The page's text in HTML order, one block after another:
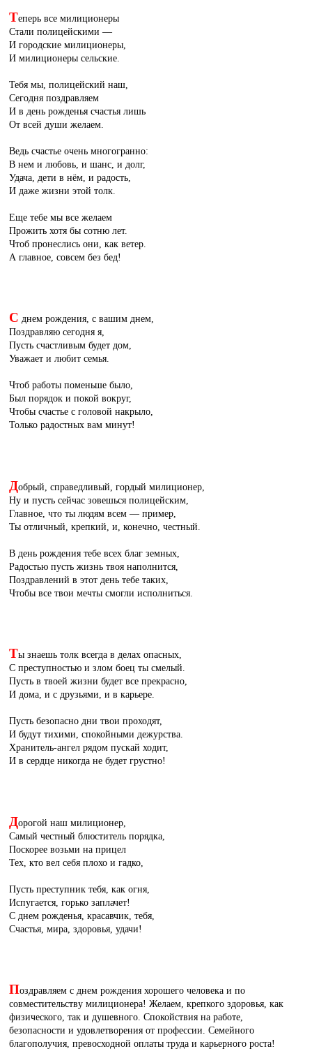
Теперь все милиционеры
Стали полицейскими —
И городские милиционеры,
И милиционеры сельские.
Тебя мы, полицейский наш,
Сегодня поздравляем
И в день рожденья счастья лишь
От всей души желаем.
Ведь счастье очень многогранно:
В нем и любовь, и шанс, и долг,
Удача, дети в нём, и радость,
И даже жизни этой толк.
Еще тебе мы все желаем
Прожить хотя бы сотню лет.
Чтоб пронеслись они, как ветер.
А главное, совсем без бед!
С днем рождения, с вашим днем,
Поздравляю сегодня я,
Пусть счастливым будет дом,
Уважает и любит семья.
Чтоб работы поменьше было,
Был порядок и покой вокруг,
Чтобы счастье с головой накрыло,
Только радостных вам минут!
Добрый, справедливый, гордый милиционер,
Ну и пусть сейчас зовешься полицейским,
Главное, что ты людям всем — пример,
Ты отличный, крепкий, и, конечно, честный.
В день рождения тебе всех благ земных,
Радостью пусть жизнь твоя наполнится,
Поздравлений в этот день тебе таких,
Чтобы все твои мечты смогли исполниться.
Ты знаешь толк всегда в делах опасных,
С преступностью и злом боец ты смелый.
Пусть в твоей жизни будет все прекрасно,
И дома, и с друзьями, и в карьере.
Пусть безопасно дни твои проходят,
И будут тихими, спокойными дежурства.
Хранитель-ангел рядом пускай ходит,
И в сердце никогда не будет грустно!
Дорогой наш милиционер,
Самый честный блюститель порядка,
Поскорее возьми на прицел
Тех, кто вел себя плохо и гадко,
Пусть преступник тебя, как огня,
Испугается, горько заплачет!
С днем рожденья, красавчик, тебя,
Счастья, мира, здоровья, удачи!
Поздравляем с днем рождения хорошего человека и по
совместительству милиционера! Желаем, крепкого здоровья, как
физического, так и душевного. Спокойствия на работе,
безопасности и удовлетворения от профессии. Семейного
благополучия, превосходной оплаты труда и карьерного роста!